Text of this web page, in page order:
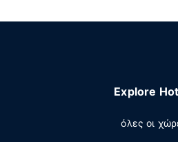
Explore
όλες οι